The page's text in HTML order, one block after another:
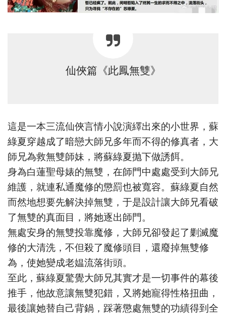
仙俠篇《此鳳無雙》
這是一本三流仙俠言情小說演繹出來的小世界，蘇
綠夏穿越成了暗戀大師兄多年而不得的修真者，大
師兄為救無雙師妹，將蘇綠夏抛下做誘餌。
身為白蓮聖母婊的無雙，在師門中處處受到大師兄
維護，就連私通魔修的懲罰也被寬容。蘇綠夏自然
而然地想要先解決掉無雙，于是設計讓大師兄看破
了無雙的真面目，將她逐出師門。
無處安身的無雙投靠魔修，大師兄卻發起了剿滅魔
修的大清洗，不但殺了魔修頭目，還廢掉無雙修
為，使她變成老媪流落街頭。
至此，蘇綠夏驚覺大師兄其實才是一切事件的幕後
推手，他故意讓無雙犯錯，又將她寵得性格扭曲，
最後讓她替自己背鍋，踩著懲處無雙的功績得到全